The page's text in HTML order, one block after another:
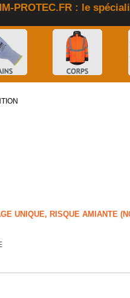
PROTEC.FR : le
UNIQUE, RISQUE AMIANTE